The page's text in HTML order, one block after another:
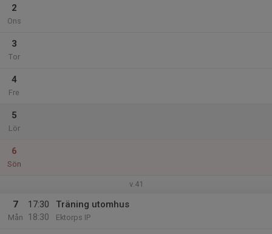
2
Ons
3
Tor
4
Fre
5
Lör
6
Sön
v.41
7
Mån
17:30
18:30
Träning utomhus
Ektorps IP